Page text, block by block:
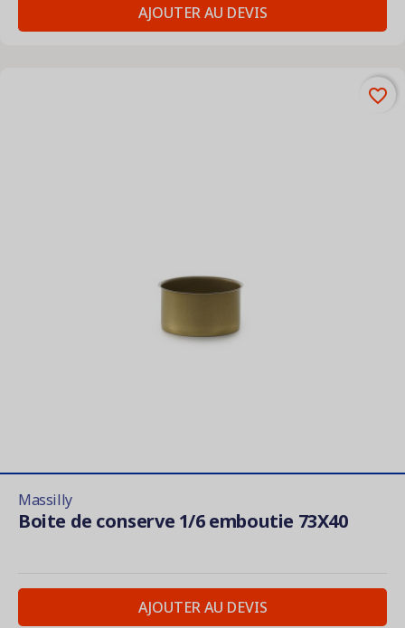
AJOUTER AU DEVIS
Massilly
Boite de conserve 1/6 emboutie 73X40
AJOUTER AU DEVIS
favorite_border